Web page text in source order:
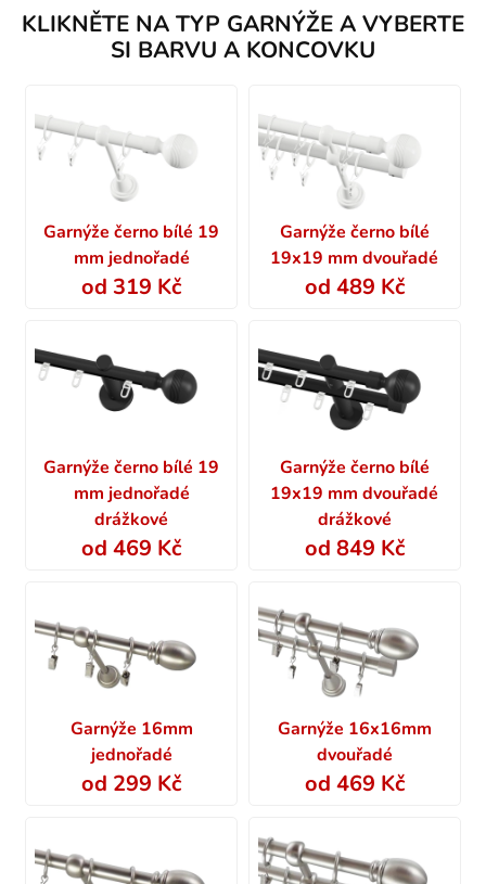
KLIKNĚTE NA TYP GARNÝŽE A VYBERTE
SI BARVU A KONCOVKU
Garnýže černo bílé 19
mm jednořadé
od 319 Kč
Garnýže černo bílé
19x19 mm dvouřadé
od 489 Kč
Garnýže černo bílé 19
mm jednořadé
drážkové
od 469 Kč
Garnýže černo bílé
19x19 mm dvouřadé
drážkové
od 849 Kč
Garnýže 16mm
jednořadé
od 299 Kč
Garnýže 16x16mm
dvouřadé
od 469 Kč